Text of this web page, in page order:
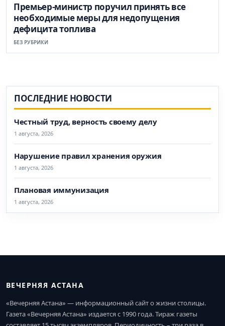
Премьер-министр поручил принять все
необходимые меры для недопущения
дефицита топлива
БЕЗ РУБРИКИ
ПОСЛЕДНИЕ НОВОСТИ
Честный труд, верность своему делу
1 августа, 2026
Нарушение правил хранения оружия
1 августа, 2026
Плановая иммунизация
1 августа, 2026
ВЕЧЕРНЯЯ АСТАНА
«Вечерняя Астана» — информационный сайт о жизни столицы.
Газета «Вечерняя Астана» издается с 1990 года. Тираж газеты